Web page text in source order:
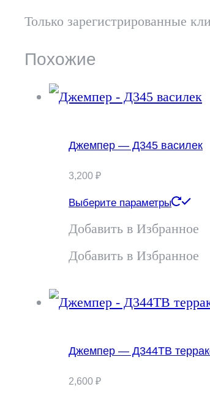
Только зарегистрированные
Похожие
Джемпер — Д345 василек
3,200 ₽
Выберите параметры
Добавить в Избранное
Добавить в Избранное
Джемпер — Д344ТВ
2,600 ₽